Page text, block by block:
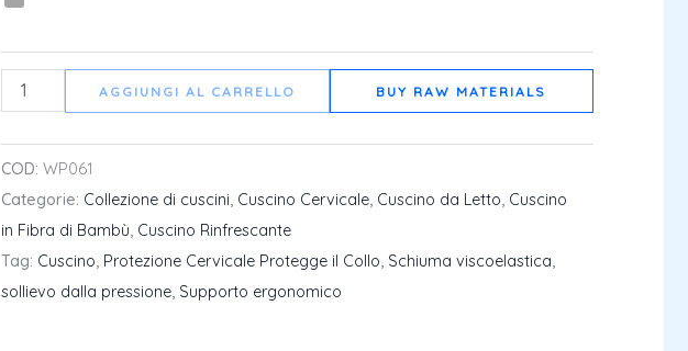
AGGIUNGI AL CARRELLO BUY RAW MATERIALS
COD: WP061
Categorie: Collezione di cuscini Cuscino Cervicale, Cuscino da Letto Cuscino
in Fibra di Bambù Cuscino Rinfrescante
Tag: Cuscino Protezione Cervicale Protegge il Collo Schiuma viscoelastica
sollievo dalla pressione, Supporto ergonomico